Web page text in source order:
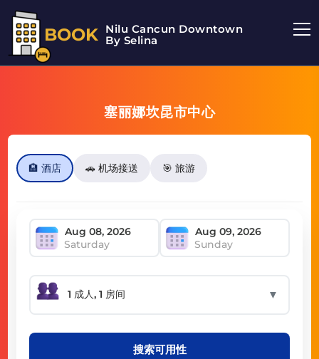
BOOK Nilu Cancun Downtown
By Selina
塞丽娜坎昆市中心
🏨 酒店 🚗 机场接送 🎯 旅游
Saturday Sunday
▼
搜索可用性